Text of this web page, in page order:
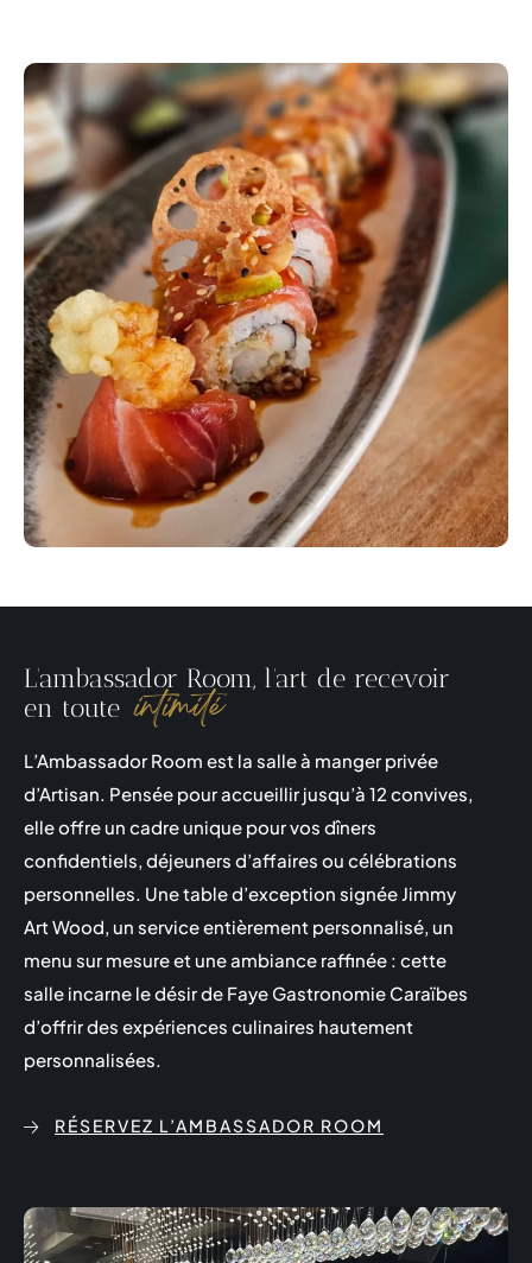
L’ambassador Room, l’art de recevoir
en toute intimité
L’Ambassador Room est la salle à manger privée
d’Artisan. Pensée pour accueillir jusqu’à 12 convives,
elle offre un cadre unique pour vos dîners
confidentiels, déjeuners d’affaires ou célébrations
personnelles. Une table d’exception signée Jimmy
Art Wood, un service entièrement personnalisé, un
menu sur mesure et une ambiance raffinée : cette
salle incarne le désir de Faye Gastronomie Caraïbes
d’offrir des expériences culinaires hautement
personnalisées.
RÉSERVEZ L’AMBASSADOR ROOM